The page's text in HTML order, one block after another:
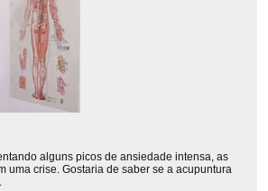
alguns picos de ansiedade intensa, as
uma crise. Gostaria de saber se a acupuntura